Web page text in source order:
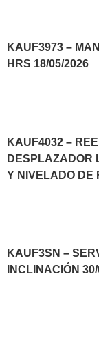
KAUF3973 –
HRS 18/05/2026
KAUF4032 –
DESPLAZADOR
Y NIVELADO DE
KAUF3SN –
INCLINACIÓN